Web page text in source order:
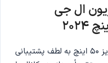
ال جی
تلویزیون ال جی NANO81T سایز 50 اینچ به لطف پشتیبانی